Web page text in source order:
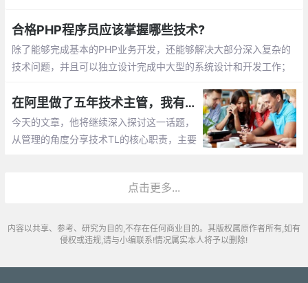
合格PHP程序员应该掌握哪些技术?
除了能够完成基本的PHP业务开发，还能够解决大部分深入复杂的
技术问题，并且可以独立设计完成中大型的系统设计和开发工作；
在阿里做了五年技术主管，我有话想说
今天的文章，他将继续深入探讨这一话题，
从管理的角度分享技术TL的核心职责，主要
点击更多...
内容以共享、参考、研究为目的,不存在任何商业目的。其版权属原作者所有,如有
侵权或违规,请与小编联系!情况属实本人将予以删除!